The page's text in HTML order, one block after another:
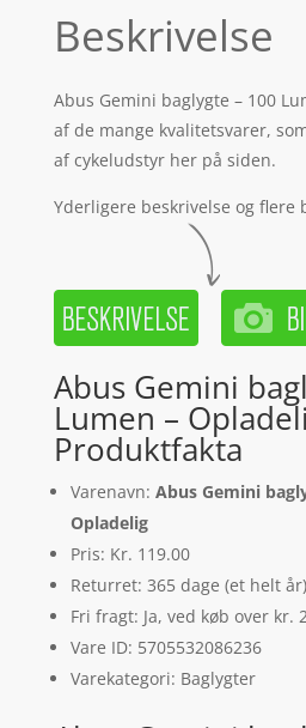
Beskrivelse
Abus Gemini baglygte – 100
af de mange kvalitetsvarer,
af cykeludstyr her på siden.
Yderligere beskrivelse og flere
Abus Gemini
Lumen –
Produktfakta
Varenavn: Abus Gemini
Opladelig
Pris: Kr. 119.00
Returret: 365 dage (et helt år)
Fri fragt: Ja, ved køb over kr.
Vare ID: 5705532086236
Varekategori: Baglygter